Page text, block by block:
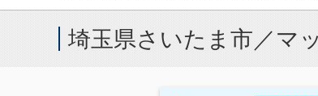
埼玉県さいたま市／マ